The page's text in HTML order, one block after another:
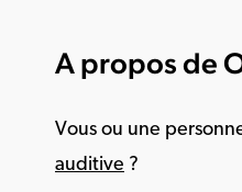
A propos de
Vous ou une
auditive ?